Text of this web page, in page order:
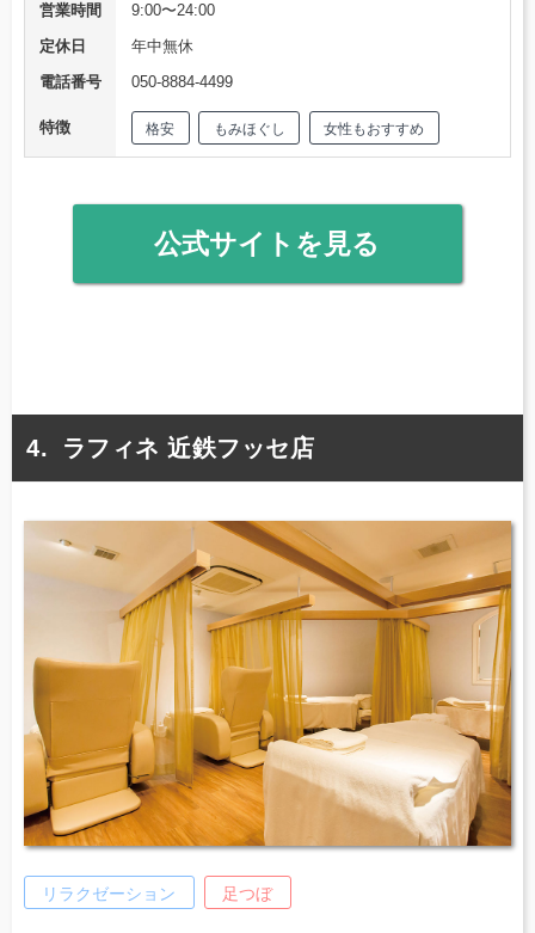
営業時間
9:00〜24:00
定休日
年中無休
電話番号
050-8884-4499
特徴 格安 もみほぐし 女性もおすすめ
公式サイトを見る
ラフィネ 近鉄フッセ店
リラクゼーション 足つぼ